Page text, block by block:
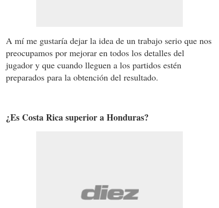
A mí me gustaría dejar la idea de un trabajo serio que nos
preocupamos por mejorar en todos los detalles del
jugador y que cuando lleguen a los partidos estén
preparados para la obtención del resultado.
¿Es Costa Rica superior a Honduras?